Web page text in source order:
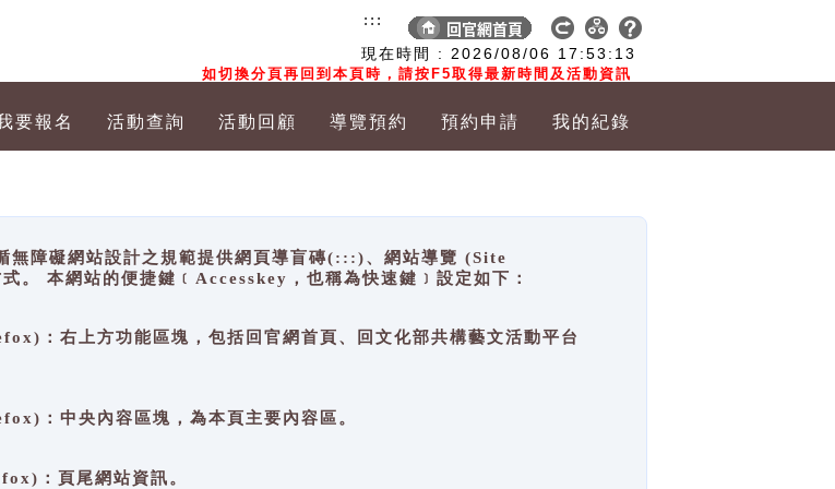
現在時間 : 2026/08/06 17:53:13
如切換分頁再回到本頁時，請按F5取得最新時間及活動資訊
:::
要報名 活動查詢 活動回顧 導覽預約 預約申請 我的紀錄
無障礙網站設計之規範提供網頁導盲磚(:::)、網站導覽 (Site
本網站的便捷鍵﹝Accesskey，也稱為快速鍵﹞設定如下：
右上方功能區塊，包括回官網首頁、回文化部共構藝文活動平台
中央內容區塊，為本頁主要內容區。
：頁尾網站資訊。